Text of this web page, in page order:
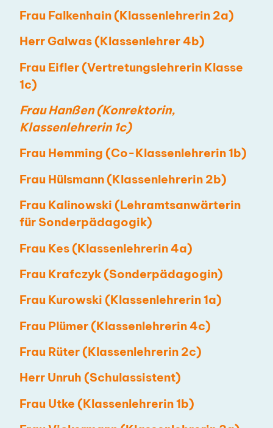
Frau Falkenhain (Klassenlehrerin 2a)
Herr Galwas (Klassenlehrer 4b)
Frau Eifler (Vertretungslehrerin Klasse
1c)
Frau Hanßen (Konrektorin,
Klassenlehrerin 1c)
Frau Hemming (Co-Klassenlehrerin 1b)
Frau Hülsmann (Klassenlehrerin 2b)
Frau Kalinowski (Lehramtsanwärterin
für Sonderpädagogik)
Frau Kes (Klassenlehrerin 4a)
Frau Krafczyk (Sonderpädagogin)
Frau Kurowski (Klassenlehrerin 1a)
Frau Plümer (Klassenlehrerin 4c)
Frau Rüter (Klassenlehrerin 2c)
Herr Unruh (Schulassistent)
Frau Utke (Klassenlehrerin 1b)